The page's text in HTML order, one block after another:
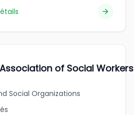
of Social Workers
Social Organizations